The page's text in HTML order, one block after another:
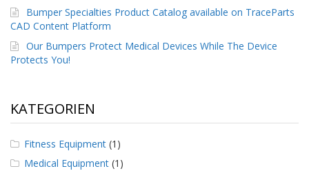
D
i
n
s
i
s
t
u
n
Bumper Specialties Product Catalog available on TraceParts
CAD Content Platform
Our Bumpers Protect Medical Devices While The Device
Protects You!
KATEGORIEN
Fitness Equipment (1)
Medical Equipment (1)